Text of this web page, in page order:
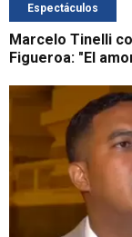
Espectáculos
Marcelo Tinelli
Figueroa: "El